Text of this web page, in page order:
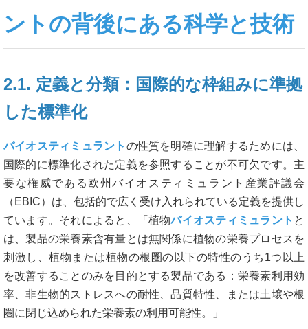
ントの背後にある科学と技術
2.1. 定義と分類：国際的な枠組みに準拠
した標準化
バイオスティミュラント の性質を明確に理解するためには、
国際的に標準化された定義を参照することが不可欠です。主
要な権威である欧州バイオスティミュラント産業評議会
（EBIC）は、包括的で広く受け入れられている定義を提供し
ています。それによると、「植物バイオスティミュラント と
は、製品の栄養素含有量とは無関係に植物の栄養プロセスを
刺激し、植物または植物の根圏の以下の特性のうち1つ以上
を改善することのみを目的とする製品である：栄養素利用効
率、非生物的ストレスへの耐性、品質特性、または土壌や根
圏に閉じ込められた栄養素の利用可能性。」